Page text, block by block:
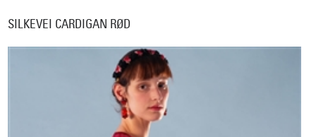
SILKEVEI CARDIGAN RØD